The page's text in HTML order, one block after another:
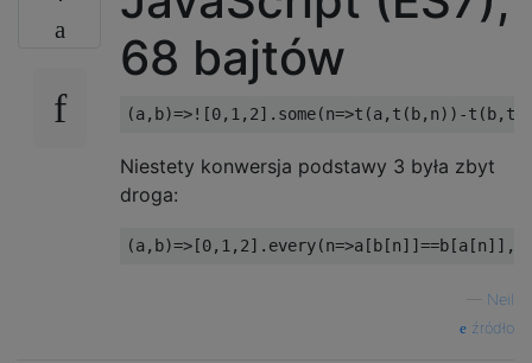
68 bajtów
Niestety konwersja podstawy 3 była zbyt
droga:
Neil
źródło